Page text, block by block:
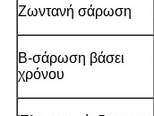
Ζωντανή σάρωση
Β-σάρωση βάσει
χρόνου